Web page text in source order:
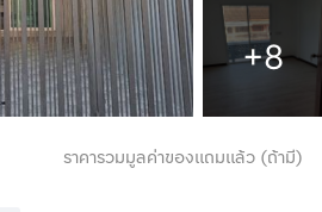
+8
ราคารวมมูลค่าของแถมแล้ว (ถ้ามี)